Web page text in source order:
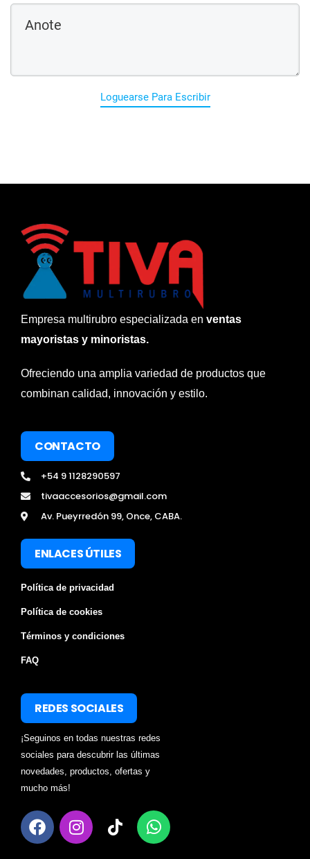
Loguearse Para Escribir
Empresa multirubro especializada en ventas
mayoristas y minoristas.
Ofreciendo una amplia variedad de productos que
combinan calidad, innovación y estilo.
CONTACTO
+54 9 1128290597
tivaaccesorios@gmail.com
Av. Pueyrredón 99, Once, CABA.
ENLACES ÚTILES
Política de privacidad
Política de cookies
Términos y condiciones
FAQ
REDES SOCIALES
¡Seguinos en todas nuestras redes
sociales para descubrir las últimas
novedades, productos, ofertas y
mucho más!